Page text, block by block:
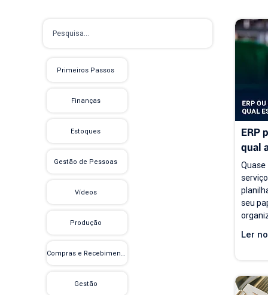
Primeiros Passos
Finanças
Estoques
Gestão de Pessoas
Vídeos
Produção
Compras e Recebimento
Gestão
ERP
qual
seu
e
Ler